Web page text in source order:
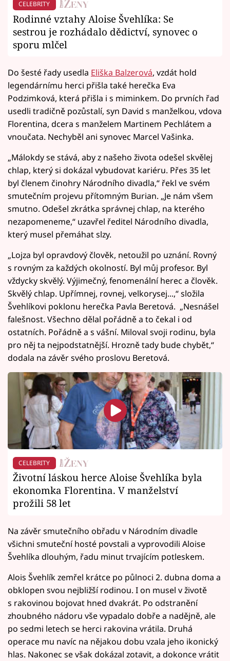
CELEBRITY
Rodinné vztahy Aloise Švehlíka: Se
sestrou je rozhádalo dědictví, synovec o
sporu mlčel
Do šesté řady usedla Eliška Balzerová, vzdát hold
legendárnímu herci přišla také herečka Eva
Podzimková, která přišla i s miminkem. Do prvních řad
usedli tradičně pozůstalí, syn David s manželkou, vdova
Florentina, dcera s manželem Martinem Pechlátem a
vnoučata. Nechyběl ani synovec Marcel Vašinka.
„Málokdy se stává, aby z našeho života odešel skvělej
chlap, který si dokázal vybudovat kariéru. Přes 35 let
byl členem činohry Národního divadla,“ řekl ve svém
smutečním projevu přítomným Burian. „Je nám všem
smutno. Odešel zkrátka správnej chlap, na kterého
nezapomeneme,“ uzavřel ředitel Národního divadla,
který musel přemáhat slzy.
„Lojza byl opravdový člověk, netoužil po uznání. Rovný
s rovným za každých okolností. Byl můj profesor. Byl
vždycky skvělý. Výjimečný, fenomenální herec a člověk.
Skvělý chlap. Upřímnej, rovnej, velkorysej...,“ složila
Švehlíkovi poklonu herečka Pavla Beretová. „Nesnášel
falešnost. Všechno dělal pořádně a to čekal i od
ostatních. Pořádně a s vášní. Miloval svoji rodinu, byla
pro něj ta nejpodstatnější. Hrozně tady bude chybět,“
dodala na závěr svého proslovu Beretová.
CELEBRITY
Životní láskou herce Aloise Švehlíka byla
ekonomka Florentina. V manželství
prožili 58 let
Na závěr smutečního obřadu v Národním divadle
všichni smuteční hosté povstali a vyprovodili Aloise
Švehlíka dlouhým, řadu minut trvajícím potleskem.
Alois Švehlík zemřel krátce po půlnoci 2. dubna doma a
obklopen svou nejbližší rodinou. I on musel v životě
s rakovinou bojovat hned dvakrát. Po odstranění
zhoubného nádoru vše vypadalo dobře a nadějně, ale
po sedmi letech se herci rakovina vrátila. Druhá
operace mu navíc na nějakou dobu vzala jeho ikonický
hlas. Nakonec se však dokázal zotavit, a dokonce vrátit